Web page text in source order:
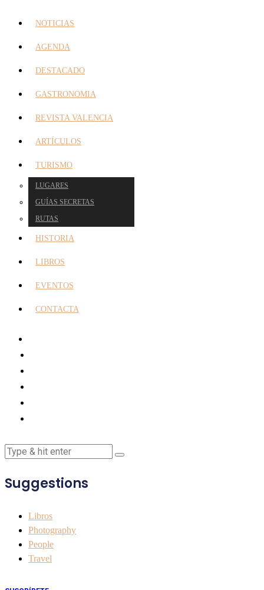
NOTICIAS
AGENDA
DESTACADO
GASTRONOMIA
REVISTA VALENCIA
ARTÍCULOS
TURISMO
LUGARES
GUÍAS SECRETAS
RUTAS
HISTORIA
LIBROS
EVENTOS
CONTACTA
Suggestions
Libros
Photography
People
Travel